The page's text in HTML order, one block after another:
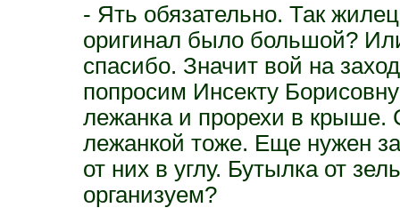
- Ять обязательно. Так
оригинал было большой?
спасибо. Значит вой на
попросим Инсекту
лежанка и прорехи в крыше.
лежанкой тоже. Еще нужен
от них в углу. Бутылка от
организуем?